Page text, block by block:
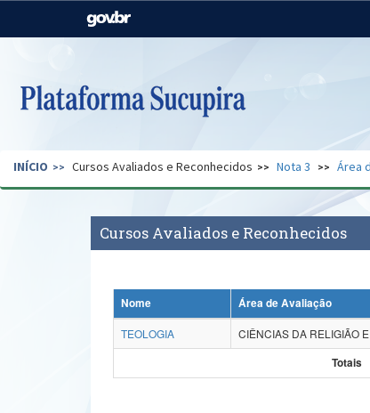
Casa Civil
Pecuária e Abastecimento
Secretaria de Governo Gabinete de Segurança
INÍCIO Cursos Avaliados e Reconhecidos Nota 3 Área
Cursos Avaliados e Reconhecidos
Nome
Área de Avaliação
TEOLOGIA
CIÊNCIAS DA RELIGIÃO
Totais